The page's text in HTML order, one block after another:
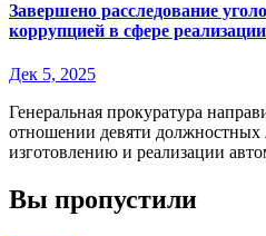
Завершено расследование
коррупцией в сфере
Дек 5, 2025
Генеральная прокуратура направила в суд уголовное дело в
отношении девяти
изготовлению и реализации
Вы пропустили